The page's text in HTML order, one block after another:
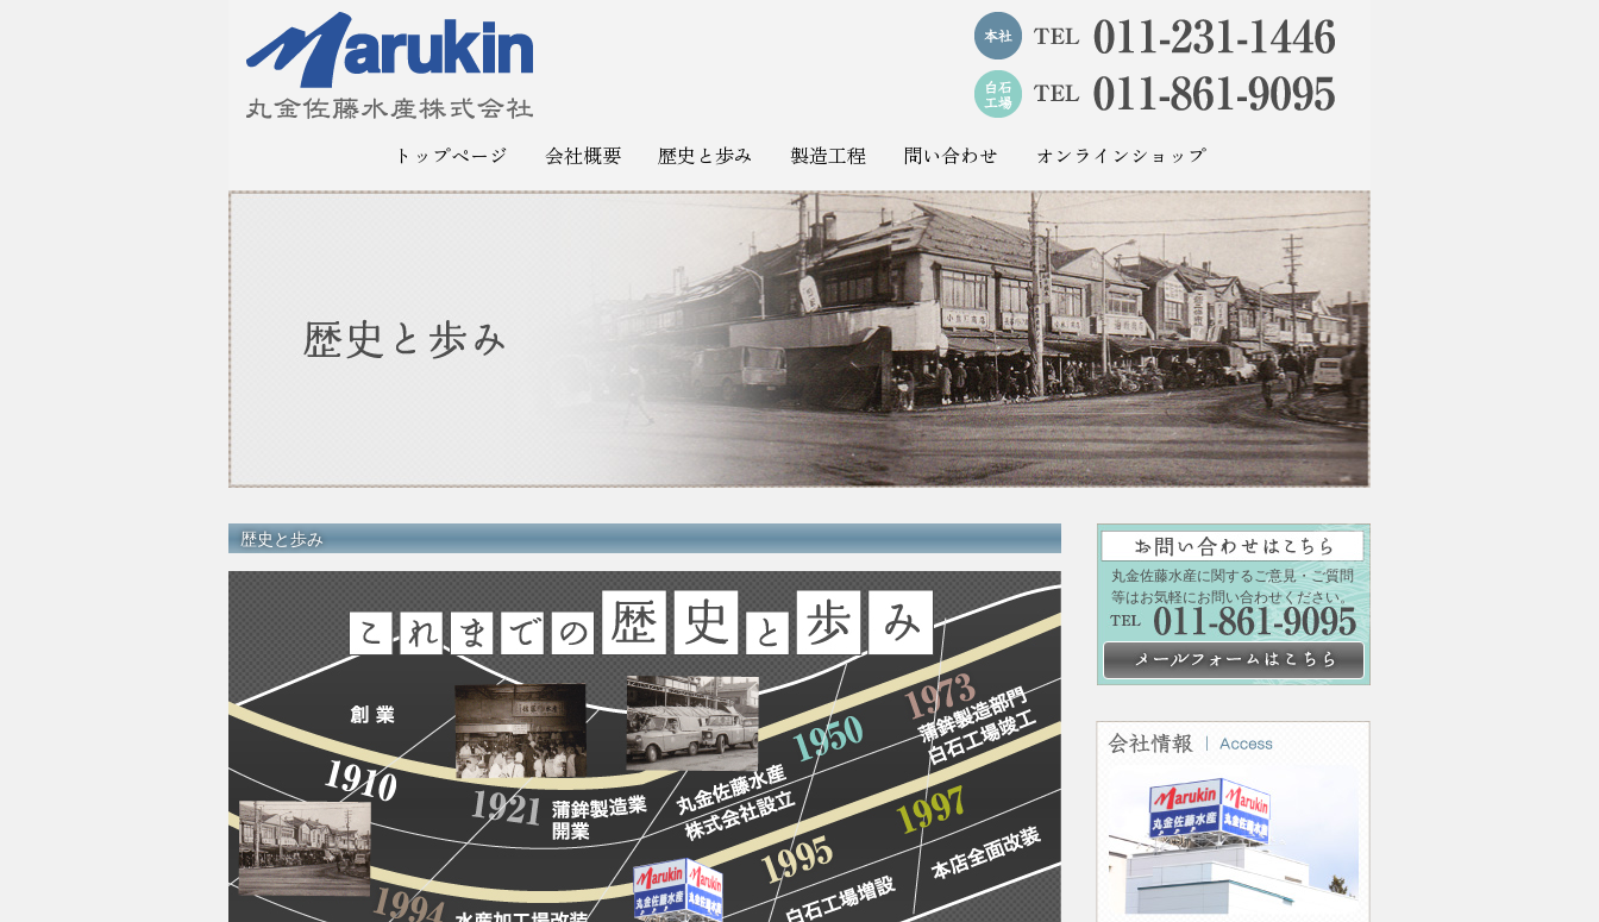
トップページ 会社概要 歴史と歩み 製造工程 問い合わせ オンラインショップ
歴史と歩み
丸金佐藤水産に関するご意見・ご質問
等はお気軽にお問い合わせください。